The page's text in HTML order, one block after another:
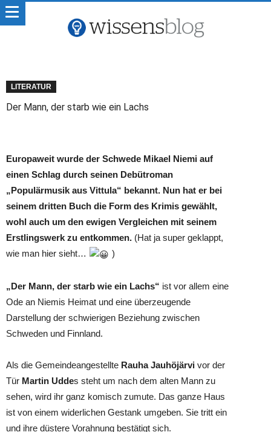
LITERATUR
Der Mann, der starb wie ein Lachs
Europaweit wurde der Schwede Mikael Niemi auf
einen Schlag durch seinen Debütroman
„Populärmusik aus Vittula“ bekannt. Nun hat er bei
seinem dritten Buch die Form des Krimis gewählt,
wohl auch um den ewigen Vergleichen mit seinem
Erstlingswerk zu entkommen. (Hat ja super geklappt,
wie man hier sieht…
)
„Der Mann, der starb wie ein Lachs“ ist vor allem eine
Ode an Niemis Heimat und eine überzeugende
Darstellung der schwierigen Beziehung zwischen
Schweden und Finnland.
Als die Gemeindeangestellte Rauha Jauhöjärvi vor der
Tür Martin Uddes steht um nach dem alten Mann zu
sehen, wird ihr ganz komisch zumute. Das ganze Haus
ist von einem widerlichen Gestank umgeben. Sie tritt ein
und ihre düstere Vorahnung bestätigt sich.